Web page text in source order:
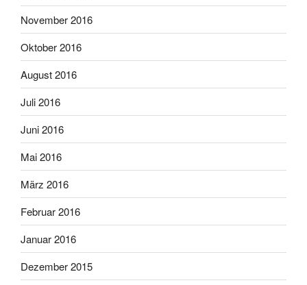
November 2016
Oktober 2016
August 2016
Juli 2016
Juni 2016
Mai 2016
März 2016
Februar 2016
Januar 2016
Dezember 2015